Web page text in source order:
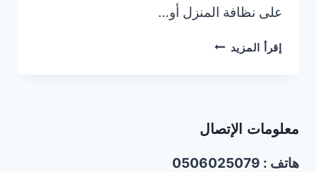
على نظافة المنزل أو…
إقرأ المزيد شركة
تصل40%
معلومات الإتصال
هاتف : 0506025079